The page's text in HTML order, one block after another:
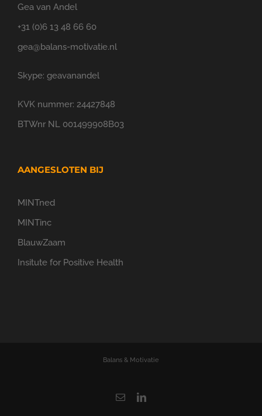
Gea van Andel
+31 (0)6 13 48 66 60
gea@balans-motivatie.nl
Skype: geavanandel
KVK nummer: 24427848
BTWnr NL 001499908B03
AANGESLOTEN BIJ
MINTned
MINTinc
BlauwZaam
Insitute for Positive Health
Balans & Motivatie
E-
LinkedIn